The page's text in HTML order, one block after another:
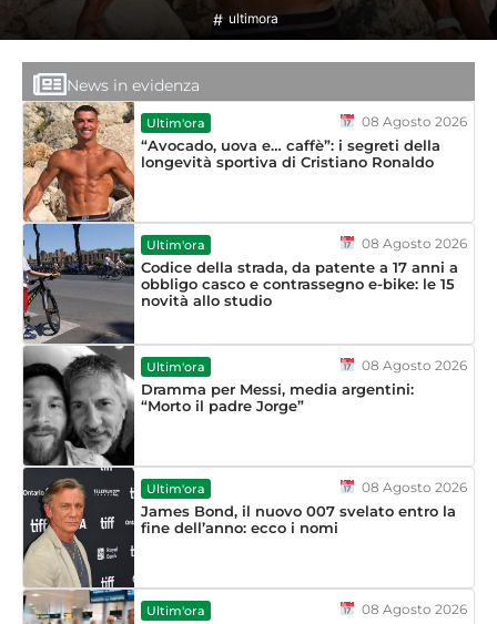
ultimora
News in evidenza
Ultim'ora
08 Agosto 2026
“Avocado, uova e… caffè”: i segreti della
longevità sportiva di Cristiano Ronaldo
Ultim'ora
08 Agosto 2026
Codice della strada, da patente a 17 anni a
obbligo casco e contrassegno e-bike: le 15
novità allo studio
Ultim'ora
08 Agosto 2026
Dramma per Messi, media argentini:
“Morto il padre Jorge”
Ultim'ora
08 Agosto 2026
James Bond, il nuovo 007 svelato entro la
fine dell’anno: ecco i nomi
Ultim'ora
08 Agosto 2026